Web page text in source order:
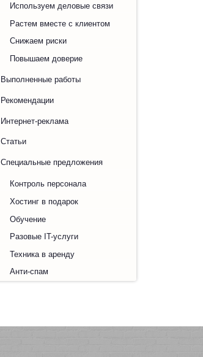
Используем деловые связи
Растем вместе с клиентом
Снижаем риски
Повышаем доверие
Выполненные работы
Рекомендации
Интернет-реклама
Статьи
Специальные предложения
Контроль персонала
Хостинг в подарок
Обучение
Разовые IT-услуги
Техника в аренду
Анти-спам